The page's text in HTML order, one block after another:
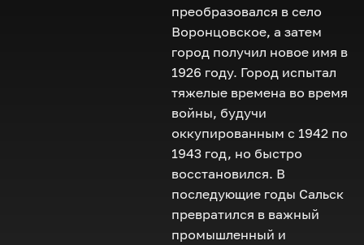
преобразовался в село
Воронцовское, а затем
город получил новое имя в
1926 году. Город испытал
тяжелые времена во время
войны, будучи
оккупированным с 1942 по
1943 год, но быстро
восстановился. В
последующие годы Сальск
превратился в важный
промышленный и